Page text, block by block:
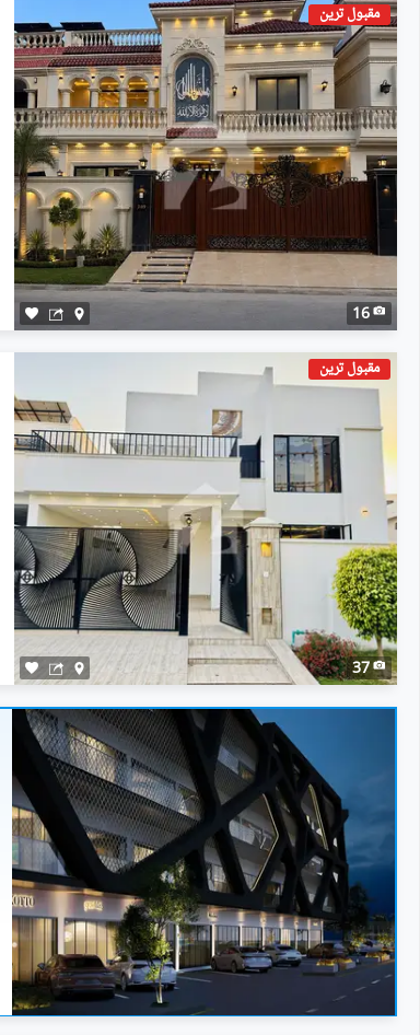
مقبول ترین
16
مقبول ترین
37
دکانات
48.02 لاکھ
0.4 مرلہ
-